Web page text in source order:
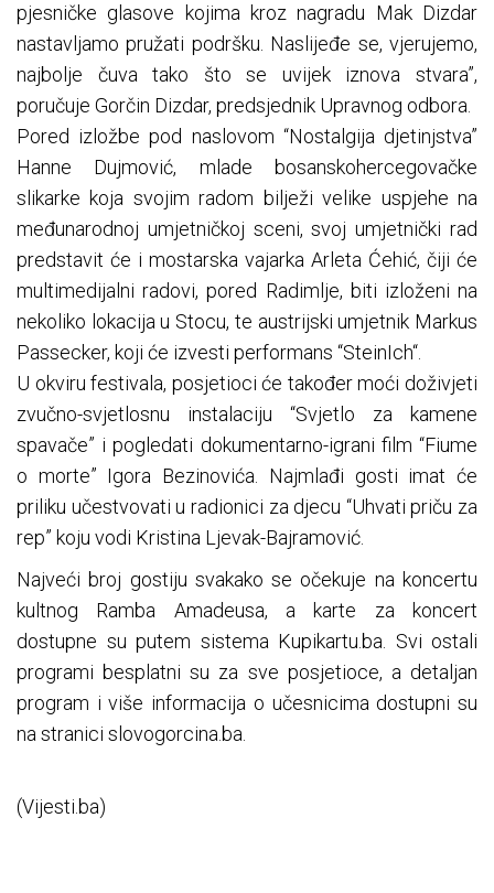
pjesničke glasove kojima kroz nagradu Mak Dizdar
nastavljamo pružati podršku. Naslijeđe se, vjerujemo,
najbolje čuva tako što se uvijek iznova stvara”,
poručuje Gorčin Dizdar, predsjednik Upravnog odbora.
Pored izložbe pod naslovom “Nostalgija djetinjstva”
Hanne Dujmović, mlade bosanskohercegovačke
slikarke koja svojim radom bilježi velike uspjehe na
međunarodnoj umjetničkoj sceni, svoj umjetnički rad
predstavit će i mostarska vajarka Arleta Ćehić, čiji će
multimedijalni radovi, pored Radimlje, biti izloženi na
nekoliko lokacija u Stocu, te austrijski umjetnik Markus
Passecker, koji će izvesti performans “SteinIch“.
U okviru festivala, posjetioci će također moći doživjeti
zvučno-svjetlosnu instalaciju “Svjetlo za kamene
spavače” i pogledati dokumentarno-igrani film “Fiume
o morte” Igora Bezinovića. Najmlađi gosti imat će
priliku učestvovati u radionici za djecu “Uhvati priču za
rep” koju vodi Kristina Ljevak-Bajramović.
Najveći broj gostiju svakako se očekuje na koncertu
kultnog Ramba Amadeusa, a karte za koncert
dostupne su putem sistema Kupikartu.ba. Svi ostali
programi besplatni su za sve posjetioce, a detaljan
program i više informacija o učesnicima dostupni su
na stranici slovogorcina.ba.
(Vijesti.ba)